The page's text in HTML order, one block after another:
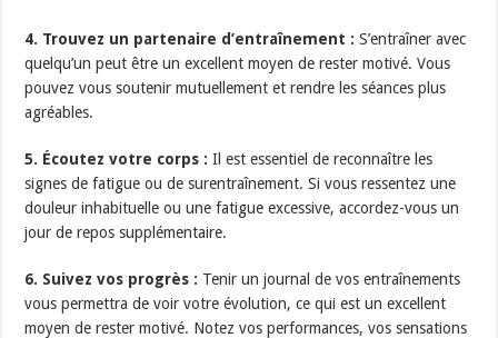
4. Trouvez un partenaire d’entraînement : S’entraîner avec
quelqu’un peut être un excellent moyen de rester motivé. Vous
pouvez vous soutenir mutuellement et rendre les séances plus
agréables.
5. Écoutez votre corps : Il est essentiel de reconnaître les
signes de fatigue ou de surentraînement. Si vous ressentez une
douleur inhabituelle ou une fatigue excessive, accordez-vous un
jour de repos supplémentaire.
6. Suivez vos progrès : Tenir un journal de vos entraînements
vous permettra de voir votre évolution, ce qui est un excellent
moyen de rester motivé. Notez vos performances, vos sensations